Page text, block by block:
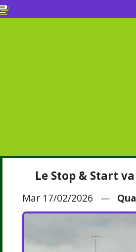
Le Stop & Start
Mar 17/02/2026 —